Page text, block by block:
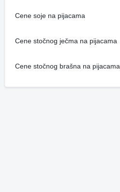
Cene soje na pijacama
Cene stočnog ječma na pijacama
Cene stočnog brašna na pijacama